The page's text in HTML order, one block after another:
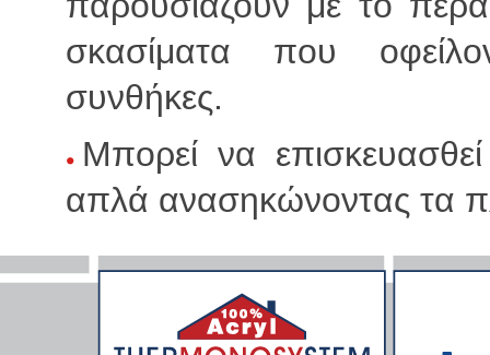
σκασίματα που
συνθήκες.
Μπορεί να
απλά ανασηκώνοντας τα